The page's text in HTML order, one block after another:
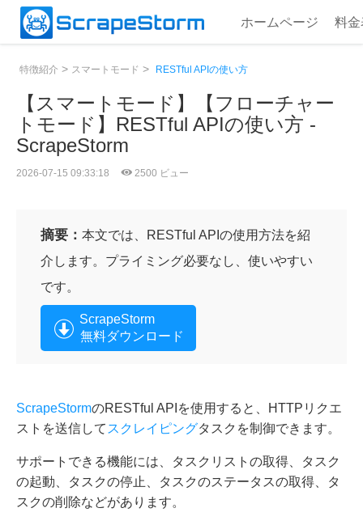
ホームページ 料金
特徴紹介 > スマートモード > RESTful APIの使い方
【スマートモード】【フローチャー
トモード】RESTful APIの使い方 -
ScrapeStorm
2026-07-15 09:33:18 2500 ビュー
摘要： 本文では、RESTful APIの使用方法を紹
介します。プライミング必要なし、使いやすい
です。
ScrapeStorm
無料ダウンロード
ScrapeStormのRESTful APIを使用すると、HTTPリクエ
ストを送信して スクレイピングタスクを制御できます。
サポートできる機能には、タスクリストの取得、タスク
の起動、タスクの停止、タスクのステータスの取得、タ
スクの削除などがあります。